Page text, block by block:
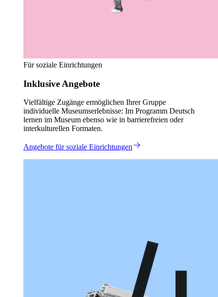
Für soziale Einrichtungen
Inklusive Angebote
Vielfältige Zugänge ermöglichen Ihrer Gruppe
individuelle Museumserlebnisse: Im Programm Deutsch
lernen im Museum ebenso wie in barrierefreien oder
interkulturellen Formaten.
Angebote für soziale Einrichtungen